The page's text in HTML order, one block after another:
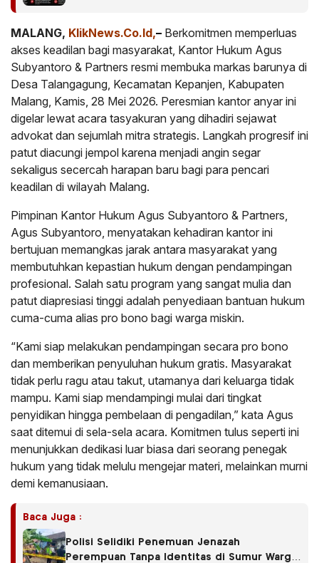
MALANG, KlikNews.Co.Id,– Berkomitmen memperluas
akses keadilan bagi masyarakat, Kantor Hukum Agus
Subyantoro & Partners resmi membuka markas barunya di
Desa Talangagung, Kecamatan Kepanjen, Kabupaten
Malang, Kamis, 28 Mei 2026. Peresmian kantor anyar ini
digelar lewat acara tasyakuran yang dihadiri sejawat
advokat dan sejumlah mitra strategis. Langkah progresif ini
patut diacungi jempol karena menjadi angin segar
sekaligus secercah harapan baru bagi para pencari
keadilan di wilayah Malang.
Pimpinan Kantor Hukum Agus Subyantoro & Partners,
Agus Subyantoro, menyatakan kehadiran kantor ini
bertujuan memangkas jarak antara masyarakat yang
membutuhkan kepastian hukum dengan pendampingan
profesional. Salah satu program yang sangat mulia dan
patut diapresiasi tinggi adalah penyediaan bantuan hukum
cuma-cuma alias pro bono bagi warga miskin.
“Kami siap melakukan pendampingan secara pro bono
dan memberikan penyuluhan hukum gratis. Masyarakat
tidak perlu ragu atau takut, utamanya dari keluarga tidak
mampu. Kami siap mendampingi mulai dari tingkat
penyidikan hingga pembelaan di pengadilan,” kata Agus
saat ditemui di sela-sela acara. Komitmen tulus seperti ini
menunjukkan dedikasi luar biasa dari seorang penegak
hukum yang tidak melulu mengejar materi, melainkan murni
demi kemanusiaan.
Baca Juga :
Polisi Selidiki Penemuan Jenazah
Perempuan Tanpa Identitas di Sumur Warga